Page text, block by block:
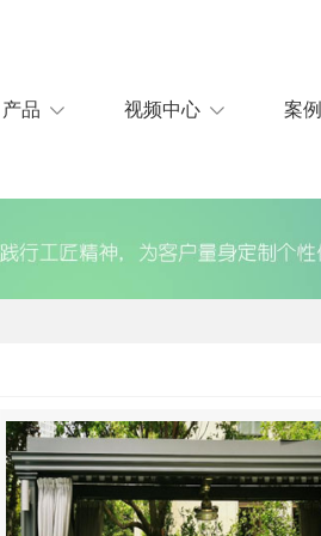
产品 视频中心 案例